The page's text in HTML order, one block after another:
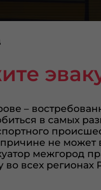
–
в самых
не может
межгород
всех